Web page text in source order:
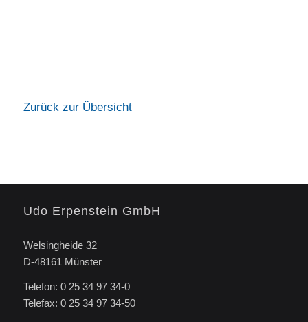
Zurück zur Übersicht
Udo Erpenstein GmbH
Welsingheide 32
D-48161 Münster
Telefon: 0 25 34 97 34-0
Telefax: 0 25 34 97 34-50